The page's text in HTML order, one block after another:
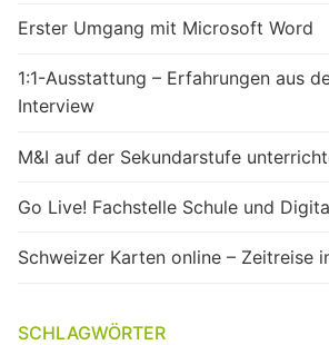
Erster Umgang mit Microsoft Word
1:1-Ausstattung – Erfahrungen aus
Interview
M&I auf der Sekundarstufe
Go Live! Fachstelle Schule und
Schweizer Karten online – Zeitreise
SCHLAGWÖRTER